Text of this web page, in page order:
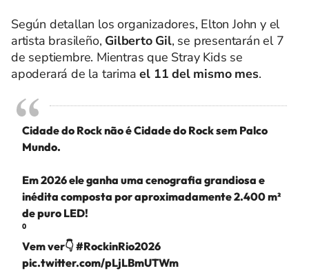
Según detallan los organizadores, Elton John y el
artista brasileño, Gilberto Gil, se presentarán el 7
de septiembre. Mientras que Stray Kids se
apoderará de la tarimael 11 del mismo mes.
Cidade do Rock não é Cidade do Rock sem Palco
Mundo.
Em 2026 ele ganha uma cenografia grandiosa e
inédita composta por aproximadamente 2.400 m²
de puro LED!
⁰
Vem ver👇#RockinRio2026
pic.twitter.com/pLjLBmUTWm